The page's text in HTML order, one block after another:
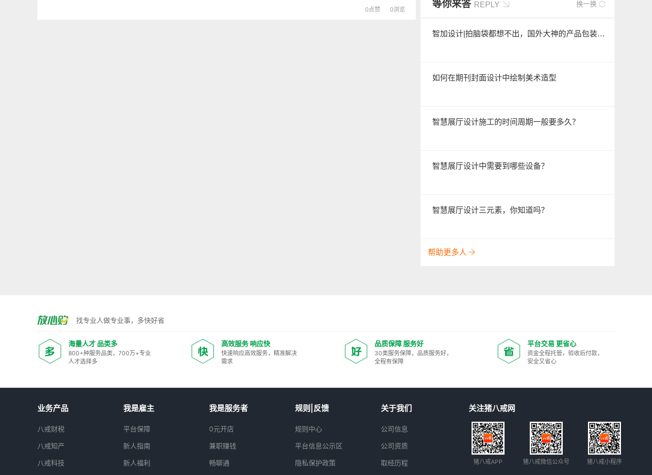
等你来答 REPLY 换一换
智加设计|拍脑袋都想不出，国外大神的产品包装设计
如何在期刊封面设计中绘制美术造型
智慧展厅设计施工的时间周期一般要多久？
智慧展厅设计中需要到哪些设备？
智慧展厅设计三元素，你知道吗？
帮助更多人
0浏览
0点赞
找专业人做专业事，多快好省
海量人才 品类多
800+种服务品类，700万+专业
人才选择多
高效服务 响应快
快速响应高效服务，精准解决
需求
品质保障 服务好
30类服务保障，品质服务好，
全程有保障
平台交易 更省心
资金全程托管，验收后付款，
安全又省心
业务产品
八戒财税
八戒知产
八戒科技
我是雇主
平台保障
新人指南
新人福利
我是服务者
0元开店
兼职赚钱
畅聊通
规则|反馈
规则中心
平台信息公示区
隐私保护政策
关于我们
公司信息
公司资质
取经历程
关注猪八戒网
猪八戒APP 猪八戒微信公众号 猪八戒小程序